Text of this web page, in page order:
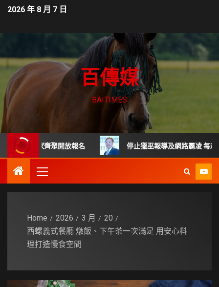
2026 年 8 月 7 日
百傳媒
BAITIMES
家齊聚開放報名 停止獵巫報導及網路霸凌 每起詐騙都是
Home 2026 3 月
20
西螺義式餐廳 燉飯、下午茶一次滿足 用安心料
理打造慢食空間